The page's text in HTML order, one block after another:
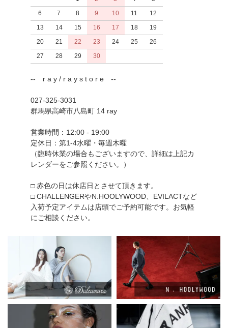
6
7 8 9 10 11
12
13
14 15 16 17 18
19
20
21 22 23 24 25
26
27
28 29 30
-- r a y / r a y s t o r e --
027-325-3031
群馬県高崎市八島町 14 ray
営業時間：12:00 - 19:00
定休日：第1-4水曜・毎週木曜
（臨時休業の場合もございますので、詳細は上記カ
レンダーをご参照ください。）
□ 赤色の日は休店日とさせて頂きます。
□ CHALLENGERやN.HOOLYWOOD、EVILACTなど
入荷予定アイテムは店頭でご予約可能です。お気軽
にご相談ください。